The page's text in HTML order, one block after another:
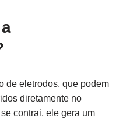
de eletrodos, que podem
diretamente no
contrai, ele gera um